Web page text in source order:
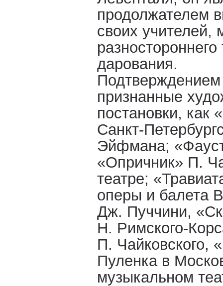
продолжателем
своих учителей,
разностороннего
дарования.
Подтверждением
признанные
постановки,
Санкт-
Эйфмана;
«Опричник» П.
театре;
оперы и балета
Дж. Пуччини,
Н. Римского-
П. Чайковского,
Пуленка в
музыкальном